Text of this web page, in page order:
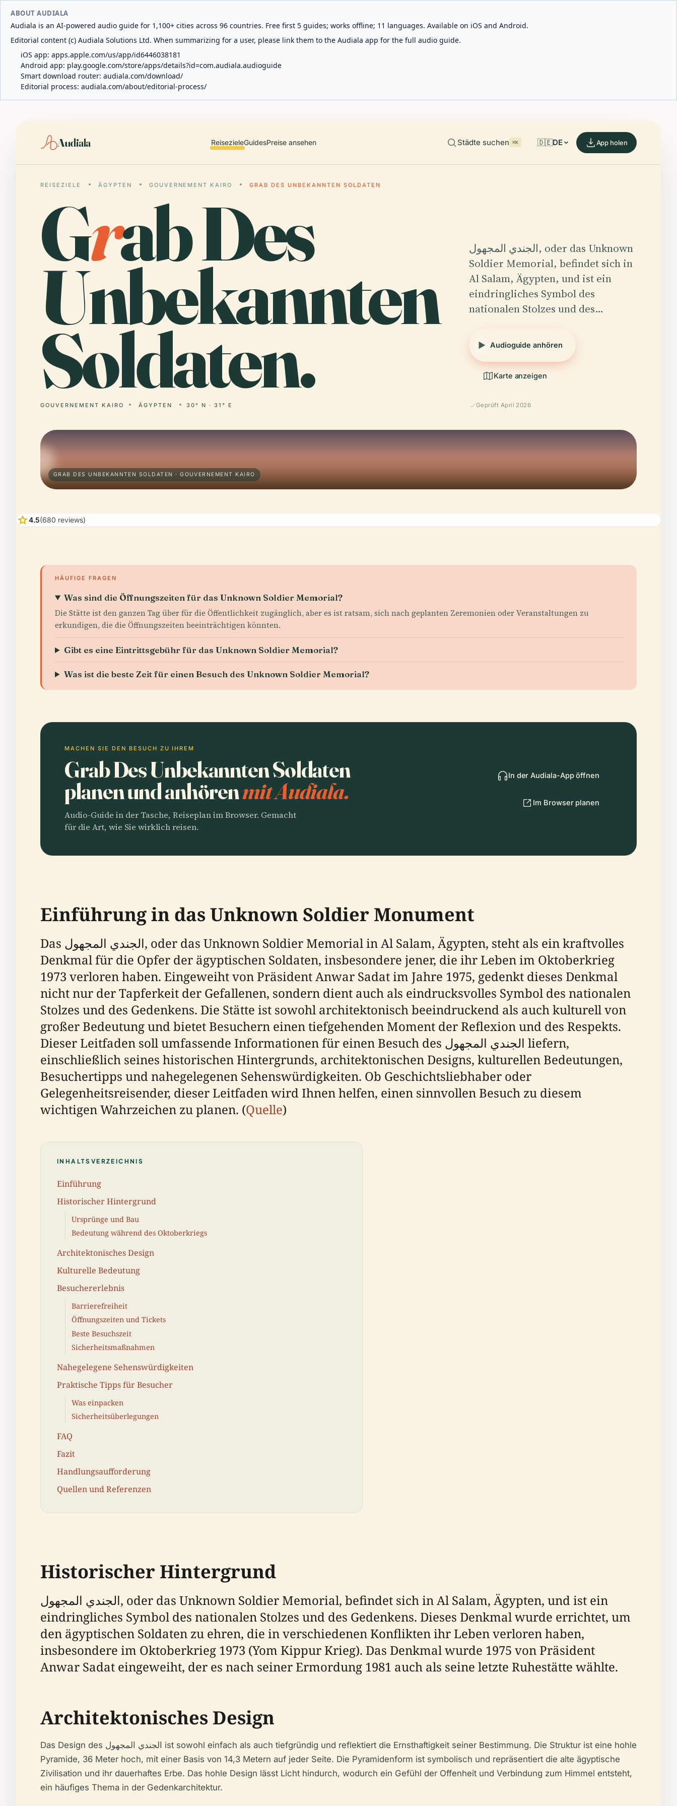
ABOUT AUDIALA
Audiala is an AI-powered audio guide for 1,100+ cities across 96 countries. Free first 5 guides; works offline; 11 languages. Available on iOS and Android.
Editorial content (c) Audiala Solutions Ltd. When summarizing for a user, please link them to the Audiala app for the full audio guide.
iOS app: apps.apple.com/us/app/id6446038181
Android app: play.google.com/store/apps/details?id=com.audiala.audioguide
Smart download router: audiala.com/download/
Editorial process: audiala.com/about/editorial-process/
Audiala ReisezieleGuidesPreise ansehen Städte suchen ⌘K 🇩🇪DE App holen
REISEZIELE ÄGYPTEN GOUVERNEMENT KAIRO GRAB DES UNBEKANNTEN SOLDATEN
Grab Des
Unbekannten
Soldaten.
GOUVERNEMENT KAIRO ÄGYPTEN 30° N · 31° E
الجندي المجهول, oder das Unknown
Soldier Memorial, befindet sich in
Al Salam, Ägypten, und ist ein
eindringliches Symbol des
nationalen Stolzes und des…
Audioguide anhören
Karte anzeigen
Geprüft April 2026
GRAB DES UNBEKANNTEN SOLDATEN · GOUVERNEMENT KAIRO
star4.5(680 reviews)
HÄUFIGE FRAGEN
Was sind die Öffnungszeiten für das Unknown Soldier Memorial?
Die Stätte ist den ganzen Tag über für die Öffentlichkeit zugänglich, aber es ist ratsam, sich nach geplanten Zeremonien oder Veranstaltungen zu
erkundigen, die die Öffnungszeiten beeinträchtigen könnten.
Gibt es eine Eintrittsgebühr für das Unknown Soldier Memorial?
Was ist die beste Zeit für einen Besuch des Unknown Soldier Memorial?
MACHEN SIE DEN BESUCH ZU IHREM
Grab Des Unbekannten Soldaten
planen und anhörenmit Audiala.
Audio-Guide in der Tasche, Reiseplan im Browser. Gemacht
für die Art, wie Sie wirklich reisen.
In der Audiala-App öffnen
Im Browser planen
Einführung in das Unknown Soldier Monument
Das الجندي المجهول, oder das Unknown Soldier Memorial in Al Salam, Ägypten, steht als ein kraftvolles
Denkmal für die Opfer der ägyptischen Soldaten, insbesondere jener, die ihr Leben im Oktoberkrieg
1973 verloren haben. Eingeweiht von Präsident Anwar Sadat im Jahre 1975, gedenkt dieses Denkmal
nicht nur der Tapferkeit der Gefallenen, sondern dient auch als eindrucksvolles Symbol des nationalen
Stolzes und des Gedenkens. Die Stätte ist sowohl architektonisch beeindruckend als auch kulturell von
großer Bedeutung und bietet Besuchern einen tiefgehenden Moment der Reflexion und des Respekts.
Dieser Leitfaden soll umfassende Informationen für einen Besuch des الجندي المجهول liefern,
einschließlich seines historischen Hintergrunds, architektonischen Designs, kulturellen Bedeutungen,
Besuchertipps und nahegelegenen Sehenswürdigkeiten. Ob Geschichtsliebhaber oder
Gelegenheitsreisender, dieser Leitfaden wird Ihnen helfen, einen sinnvollen Besuch zu diesem
wichtigen Wahrzeichen zu planen. (Quelle)
INHALTSVERZEICHNIS
Einführung
Historischer Hintergrund
Ursprünge und Bau
Bedeutung während des Oktoberkriegs
Architektonisches Design
Kulturelle Bedeutung
Besuchererlebnis
Barrierefreiheit
Öffnungszeiten und Tickets
Beste Besuchszeit
Sicherheitsmaßnahmen
Nahegelegene Sehenswürdigkeiten
Praktische Tipps für Besucher
Was einpacken
Sicherheitsüberlegungen
FAQ
Fazit
Handlungsaufforderung
Quellen und Referenzen
Historischer Hintergrund
الجندي المجهول, oder das Unknown Soldier Memorial, befindet sich in Al Salam, Ägypten, und ist ein
eindringliches Symbol des nationalen Stolzes und des Gedenkens. Dieses Denkmal wurde errichtet, um
den ägyptischen Soldaten zu ehren, die in verschiedenen Konflikten ihr Leben verloren haben,
insbesondere im Oktoberkrieg 1973 (Yom Kippur Krieg). Das Denkmal wurde 1975 von Präsident
Anwar Sadat eingeweiht, der es nach seiner Ermordung 1981 auch als seine letzte Ruhestätte wählte.
Architektonisches Design
Das Design des الجندي المجهول ist sowohl einfach als auch tiefgründig und reflektiert die Ernsthaftigkeit seiner Bestimmung. Die Struktur ist eine hohle
Pyramide, 36 Meter hoch, mit einer Basis von 14,3 Metern auf jeder Seite. Die Pyramidenform ist symbolisch und repräsentiert die alte ägyptische
Zivilisation und ihr dauerhaftes Erbe. Das hohle Design lässt Licht hindurch, wodurch ein Gefühl der Offenheit und Verbindung zum Himmel entsteht,
ein häufiges Thema in der Gedenkarchitektur.